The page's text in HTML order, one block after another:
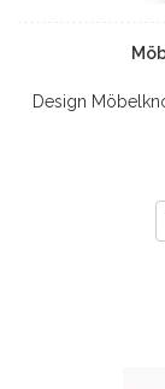
Design